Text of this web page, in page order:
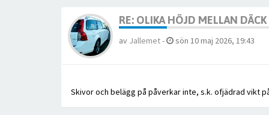
RE: OLIKA HÖJD MELLAN
av Jallemet- sön 10 maj 2026, 19:43
Skivor och belägg på påverkar inte, s.k. ofjädrad vikt